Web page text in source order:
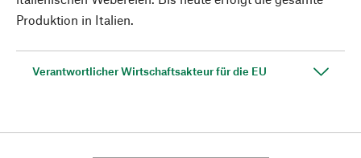
Produktion in Italien.
Verantwortlicher Wirtschaftsakteur für die EU